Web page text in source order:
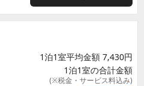
1泊1室平均金額 7,430円
1泊1室の合計金額
(※税金・サービス料込み)